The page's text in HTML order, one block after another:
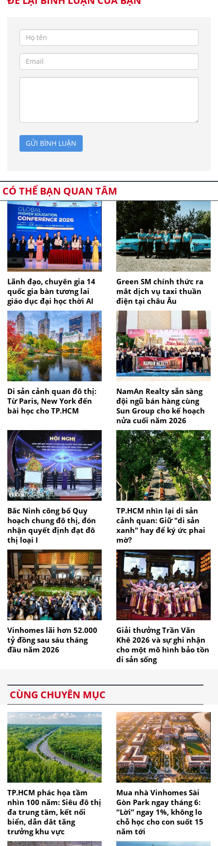
GỬI BÌNH LUẬN
CÓ THỂ BẠN QUAN TÂM
Lãnh đạo, chuyên gia 14
quốc gia bàn tương lai
giáo dục đại học thời AI
Green SM chính thức ra
mắt dịch vụ taxi thuần
điện tại châu Âu
Di sản cảnh quan đô thị:
Từ Paris, New York đến
bài học cho TP.HCM
NamAn Realty sẵn sàng
đội ngũ bán hàng cùng
Sun Group cho kế hoạch
nửa cuối năm 2026
Bắc Ninh công bố Quy
hoạch chung đô thị, đón
nhận quyết định đạt đô
thị loại I
TP.HCM nhìn lại di sản
cảnh quan: Giữ "di sản
xanh" hay để ký ức phai
mờ?
Vinhomes lãi hơn 52.000
tỷ đồng sau sáu tháng
đầu năm 2026
Giải thưởng Trần Văn
Khê 2026 và sự ghi nhận
cho một mô hình bảo tồn
di sản sống
CÙNG CHUYÊN MỤC
TP.HCM phác họa tầm
nhìn 100 năm: Siêu đô thị
đa trung tâm, kết nối
biển, dẫn dắt tăng
trưởng khu vực
Mua nhà Vinhomes Sài
Gòn Park ngay tháng 6:
“Lời” ngay 1%, không lo
chỗ học cho con suốt 15
năm tới